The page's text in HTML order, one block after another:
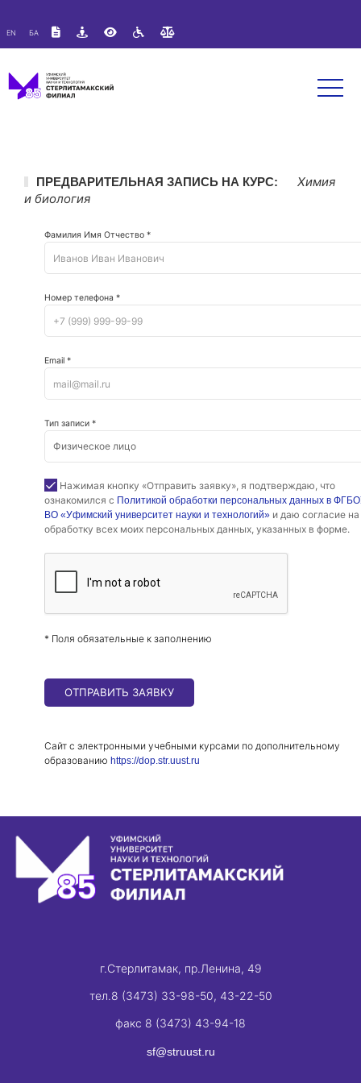
Размер шрифта:
EN БА
ПРЕДВАРИТЕЛЬНАЯ ЗАПИСЬ НА КУРС:
Химия
и биология
Фамилия Имя Отчество *
Номер телефона *
Email *
Тип записи *
Нажимая кнопку «Отправить заявку», я подтверждаю, что
ознакомился с Политикой обработки персональных данных в
ВО «Уфимский университет науки и технологий» и даю согласие на
обработку всех моих персональных данных, указанных в форме.
* Поля обязательные к заполнению
ОТПРАВИТЬ ЗАЯВКУ
Сайт с электронными учебными курсами по дополнительному
образованию https://dop.str.uust.ru
г.Стерлитамак, пр.Ленина, 49
тел.8 (3473) 33-98-50, 43-22-50
факс 8 (3473) 43-94-18
sf@struust.ru